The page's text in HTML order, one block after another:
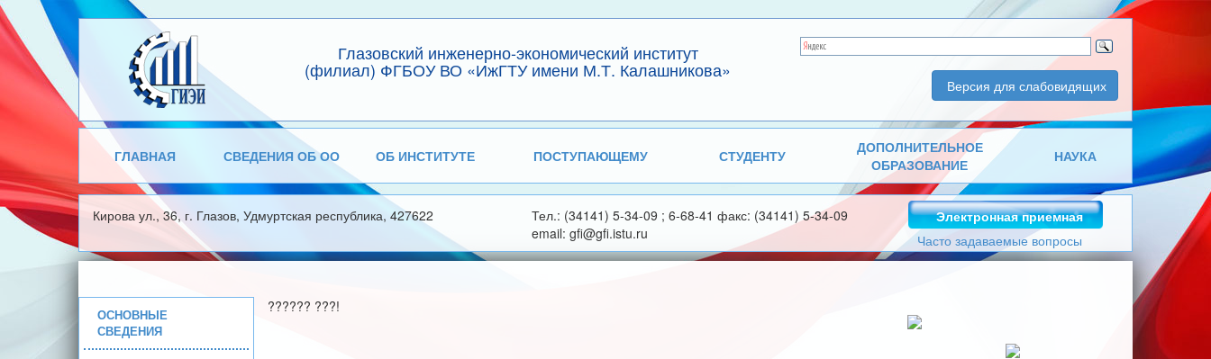
Глазовский инженерно-экономический институт
(филиал) ФГБОУ ВО «ИжГТУ имени М.Т. Калашникова»
Версия для слабовидящих
ГЛАВНАЯ СВЕДЕНИЯ ОБ ОО ОБ ИНСТИТУТЕ ПОСТУПАЮЩЕМУ СТУДЕНТУ
ДОПОЛНИТЕЛЬНОЕ
ОБРАЗОВАНИЕ
НАУКА
Кирова ул., 36, г. Глазов, Удмуртская республика, 427622
Тел.: (34141) 5-34-09 ; 6-68-41 факс: (34141) 5-34-09
email: gfi@gfi.istu.ru
Электронная приемная
Часто задаваемые вопросы
ОСНОВНЫЕ
СВЕДЕНИЯ
?????? ???!